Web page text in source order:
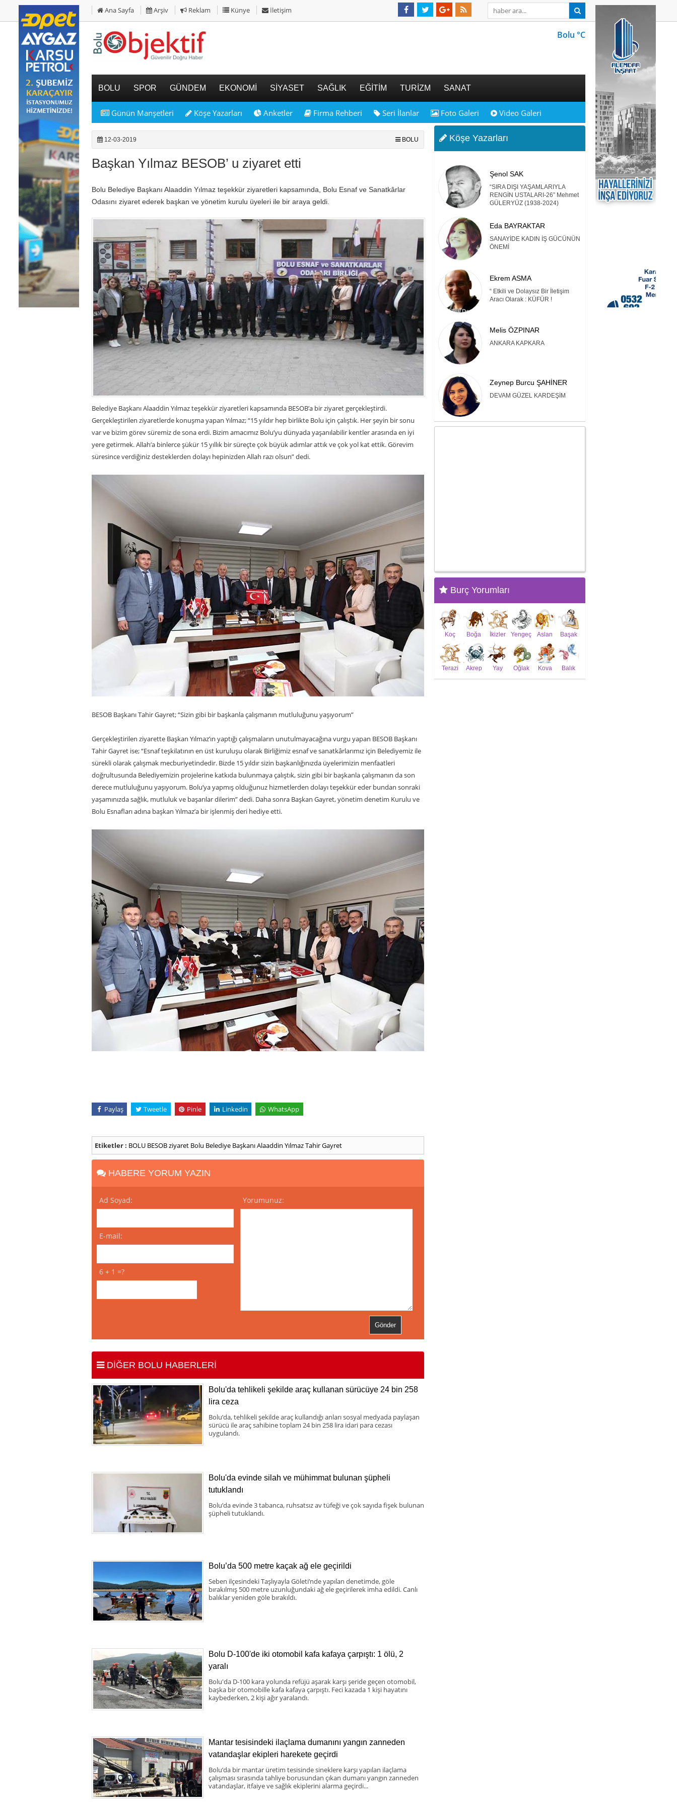
Ana Sayfa Arşiv Reklam Künye İletişim
Bolu °C
BOLU SPOR GÜNDEM EKONOMİ SİYASET SAĞLIK EĞİTİM TURİZM SANAT
Günün Manşetleri Köşe Yazarları Anketler Firma Rehberi Seri İlanlar Foto Galeri Video Galeri
12-03-2019 BOLU
Başkan Yılmaz BESOB’ u ziyaret etti
Bolu Belediye Başkanı Alaaddin Yılmaz teşekkür ziyaretleri kapsamında, Bolu Esnaf ve Sanatkârlar
Odasını ziyaret ederek başkan ve yönetim kurulu üyeleri ile bir araya geldi.
Belediye Başkanı Alaaddin Yılmaz teşekkür ziyaretleri kapsamında BESOB’a bir ziyaret gerçekleştirdi.
Gerçekleştirilen ziyaretlerde konuşma yapan Yılmaz; “15 yıldır hep birlikte Bolu için çalıştık. Her şeyin bir sonu
var ve bizim görev süremiz de sona erdi. Bizim amacımız Bolu’yu dünyada yaşanılabilir kentler arasında en iyi
yere getirmek. Allah’a binlerce şükür 15 yıllık bir süreçte çok büyük adımlar attık ve çok yol kat ettik. Görevim
süresince verdiğiniz desteklerden dolayı hepinizden Allah razı olsun” dedi.
BESOB Başkanı Tahir Gayret; “Sizin gibi bir başkanla çalışmanın mutluluğunu yaşıyorum”
Gerçekleştirilen ziyarette Başkan Yılmaz’ın yaptığı çalışmaların unutulmayacağına vurgu yapan BESOB Başkanı
Tahir Gayret ise; “Esnaf teşkilatının en üst kuruluşu olarak Birliğimiz esnaf ve sanatkârlarımız için Belediyemiz ile
sürekli olarak çalışmak mecburiyetindedir. Bizde 15 yıldır sizin başkanlığınızda üyelerimizin menfaatleri
doğrultusunda Belediyemizin projelerine katkıda bulunmaya çalıştık, sizin gibi bir başkanla çalışmanın da son
derece mutluluğunu yaşıyorum. Bolu’ya yapmış olduğunuz hizmetlerden dolayı teşekkür eder bundan sonraki
yaşamınızda sağlık, mutluluk ve başarılar dilerim” dedi. Daha sonra Başkan Gayret, yönetim denetim Kurulu ve
Bolu Esnafları adına başkan Yılmaz’a bir işlenmiş deri hediye etti.
Paylaş Tweetle Pinle Linkedin WhatsApp
Etiketler : BOLU BESOBziyaret Bolu Belediye Başkanı Alaaddin YılmazTahir Gayret
HABERE YORUM YAZIN
Ad Soyad:
E-mail:
6 + 1 =?
Yorumunuz:
DİĞER BOLU HABERLERİ
Bolu'da tehlikeli şekilde araç kullanan sürücüye 24 bin 258
lira ceza
Bolu’da, tehlikeli şekilde araç kullandığı anları sosyal medyada paylaşan
sürücü ile araç sahibine toplam 24 bin 258 lira idari para cezası
uygulandı.
Bolu'da evinde silah ve mühimmat bulunan şüpheli
tutuklandı
Bolu’da evinde 3 tabanca, ruhsatsız av tüfeği ve çok sayıda fişek bulunan
şüpheli tutuklandı.
Bolu’da 500 metre kaçak ağ ele geçirildi
Seben ilçesindeki Taşlıyayla Göleti’nde yapılan denetimde, göle
bırakılmış 500 metre uzunluğundaki ağ ele geçirilerek imha edildi. Canlı
balıklar yeniden göle bırakıldı.
Bolu D-100'de iki otomobil kafa kafaya çarpıştı: 1 ölü, 2
yaralı
Bolu'da D-100 kara yolunda refüjü aşarak karşı şeride geçen otomobil,
başka bir otomobille kafa kafaya çarpıştı. Feci kazada 1 kişi hayatını
kaybederken, 2 kişi ağır yaralandı.
Mantar tesisindeki ilaçlama dumanını yangın zanneden
vatandaşlar ekipleri harekete geçirdi
Bolu’da bir mantar üretim tesisinde sineklere karşı yapılan ilaçlama
çalışması sırasında tahliye borusundan çıkan dumanı yangın zanneden
vatandaşlar, itfaiye ve sağlık ekiplerini alarma geçirdi...
Köşe Yazarları
Şenol SAK
“SIRA DIŞI YAŞAMLARIYLA
RENGİN USTALARI-26” Mehmet
GÜLERYÜZ (1938-2024)
Eda BAYRAKTAR
SANAYİDE KADIN İŞ GÜCÜNÜN
ÖNEMİ
Ekrem ASMA
“ Etkili ve Dolaysız Bir İletişim
Aracı Olarak : KÜFÜR !
Melis ÖZPINAR
ANKARA KAPKARA
Zeynep Burcu ŞAHİNER
DEVAM GÜZEL KARDEŞİM
Burç Yorumları
Koç Boğa İkizler Yengeç Aslan Başak
Terazi Akrep Yay Oğlak Kova Balık